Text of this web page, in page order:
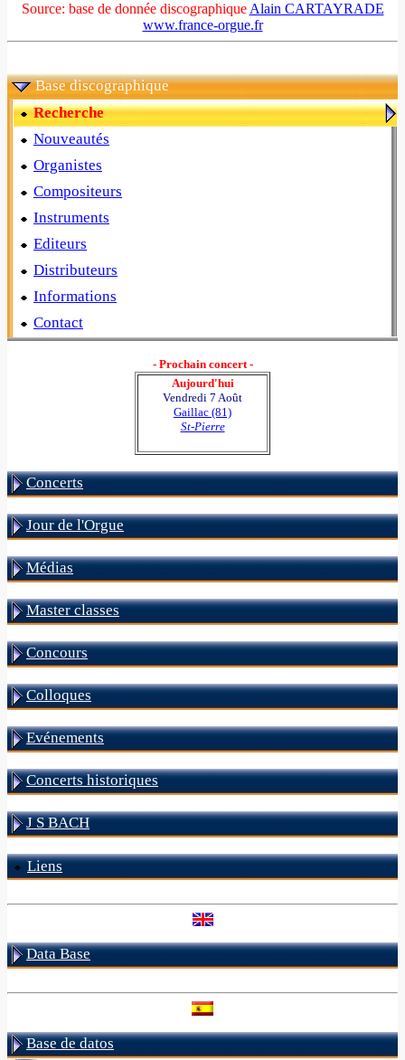
Source: base de donnée discographique Alain CARTAYRADE
www.france-orgue.fr
Base discographique
Recherche
Nouveautés
Organistes
Compositeurs
Instruments
Editeurs
Distributeurs
Informations
Contact
- Prochain concert -
Aujourd'hui
Vendredi 7 Août
Gaillac (81)
St-Pierre
Concerts
Jour de l'Orgue
Médias
Master classes
Concours
Colloques
Evénements
Concerts historiques
J S BACH
Liens
Data Base
Base de datos